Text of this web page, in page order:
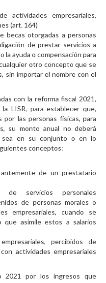
actividades empresariales,
(art. 164)
becas otorgadas a personas
de prestar servicios a
la ayuda o compensación para
otro concepto que se
sin importar el nombre con el
con la reforma fiscal 2021,
LISR, para establecer que,
las personas físicas, para
su monto anual no deberá
sea en su conjunto o en lo
conceptos:
de un prestatario
servicios personales
de personas morales o
empresariales, cuando se
que asimile estos a salarios
percibidos de
actividades empresariales
2021 por los ingresos que